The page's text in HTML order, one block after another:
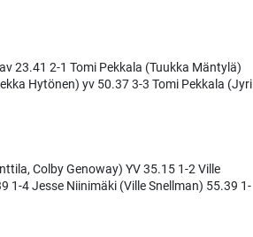
23.41 2-1 Tomi Pekkala (Tuukka Mäntylä)
Hytönen) yv 50.37 3-3 Tomi Pekkala (Jyri
Colby Genoway) YV 35.15 1-2 Ville
1-4 Jesse Niinimäki (Ville Snellman) 55.39 1-